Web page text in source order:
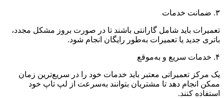
۳. ضمانت خدمات
تعمیرات باید شامل گارانتی باشند تا در صورت بروز مشکل مجدد،
باتری جدید یا تعمیرات به‌طور رایگان انجام شود.
۴. خدمات سریع و به‌موقع
یک مرکز تعمیراتی معتبر باید خدمات خود را در سریع‌ترین زمان
ممکن انجام دهد تا مشتریان بتوانند به‌سرعت از لپ‌ تاپ خود
استفاده کنند.